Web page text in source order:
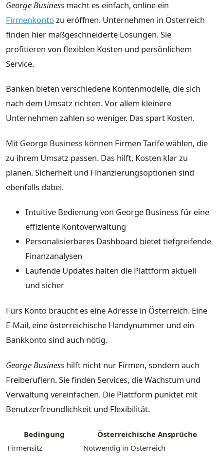
George Business macht es einfach, online ein
Firmenkonto zu eröffnen. Unternehmen in Österreich
finden hier maßgeschneiderte Lösungen. Sie
profitieren von flexiblen Kosten und persönlichem
Service.
Banken bieten verschiedene Kontenmodelle, die sich
nach dem Umsatz richten. Vor allem kleinere
Unternehmen zahlen so weniger. Das spart Kosten.
Mit George Business können Firmen Tarife wählen, die
zu ihrem Umsatz passen. Das hilft, Kosten klar zu
planen. Sicherheit und Finanzierungsoptionen sind
ebenfalls dabei.
Intuitive Bedienung von George Business für eine
effiziente Kontoverwaltung
Personalisierbares Dashboard bietet tiefgreifende
Finanzanalysen
Laufende Updates halten die Plattform aktuell
und sicher
Fürs Konto braucht es eine Adresse in Österreich. Eine
E-Mail, eine österreichische Handynummer und ein
Bankkonto sind auch nötig.
George Business hilft nicht nur Firmen, sondern auch
Freiberuflern. Sie finden Services, die Wachstum und
Verwaltung vereinfachen. Die Plattform punktet mit
Benutzerfreundlichkeit und Flexibilität.
Bedingung
Österreichische Ansprüche
Firmensitz
Notwendig in Österreich